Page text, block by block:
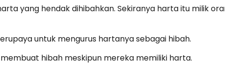
yang hendak dihibahkan. Sekiranya harta itu milik
untuk mengurus hartanya sebagai hibah.
hibah meskipun mereka memiliki harta.